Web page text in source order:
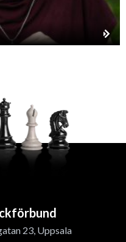
23, Uppsala